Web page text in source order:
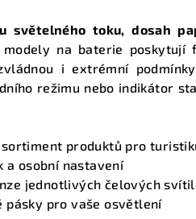
r
v
k
ý
p
i
světelného toku, dosah
na baterie
i extrémní
režimu nebo indikátor
produktů pro
a osobní nastavení
jednotlivých čelových
pásky pro vaše osvětlení